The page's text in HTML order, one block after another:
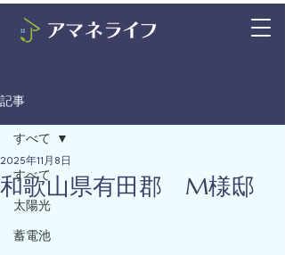
記事
すべて
太陽光
蓄電池
すべて
和歌山県有田郡 M様邸
2025年11月8日